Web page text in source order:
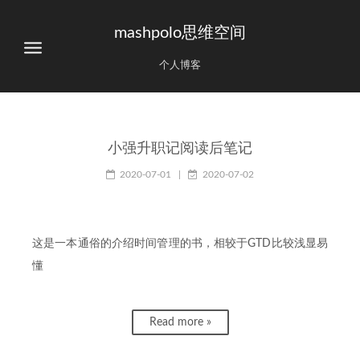
mashpolo思维空间
个人博客
小强升职记阅读后笔记
2020-07-01 2020-07-02
这是一本通俗的介绍时间管理的书，相较于GTD比较浅显易
懂
Read more »